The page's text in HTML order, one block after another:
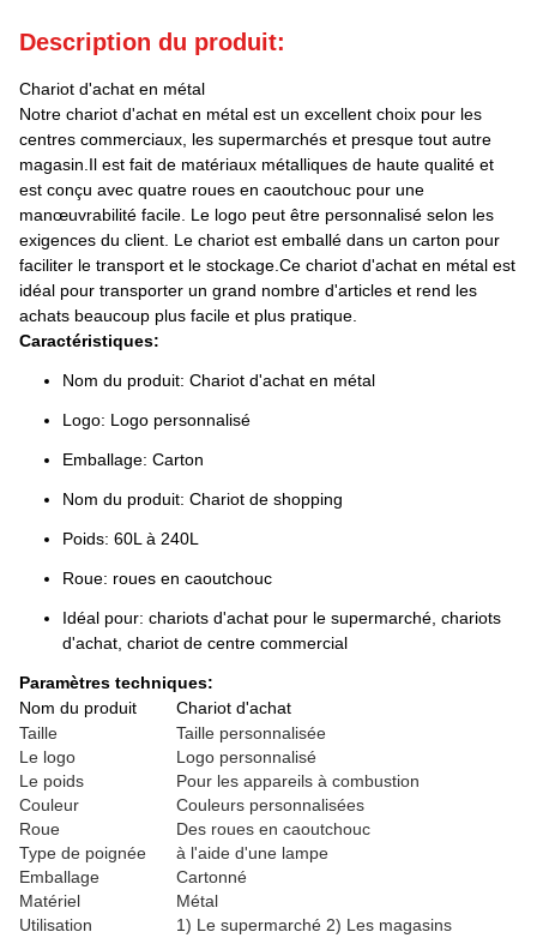
Description du produit:
Chariot d'achat en métal
Notre chariot d'achat en métal est un excellent choix pour les
centres commerciaux, les supermarchés et presque tout autre
magasin.Il est fait de matériaux métalliques de haute qualité et
est conçu avec quatre roues en caoutchouc pour une
manœuvrabilité facile. Le logo peut être personnalisé selon les
exigences du client. Le chariot est emballé dans un carton pour
faciliter le transport et le stockage.Ce chariot d'achat en métal est
idéal pour transporter un grand nombre d'articles et rend les
achats beaucoup plus facile et plus pratique.
Caractéristiques:
Nom du produit: Chariot d'achat en métal
Logo: Logo personnalisé
Emballage: Carton
Nom du produit: Chariot de shopping
Poids: 60L à 240L
Roue: roues en caoutchouc
Idéal pour: chariots d'achat pour le supermarché, chariots
d'achat, chariot de centre commercial
Paramètres techniques:
Nom du produit
Chariot d'achat
Taille
Taille personnalisée
Le logo
Logo personnalisé
Le poids
Pour les appareils à combustion
Couleur
Couleurs personnalisées
Roue
Des roues en caoutchouc
Type de poignée
à l'aide d'une lampe
Emballage
Cartonné
Matériel
Métal
Utilisation
1) Le supermarché 2) Les magasins